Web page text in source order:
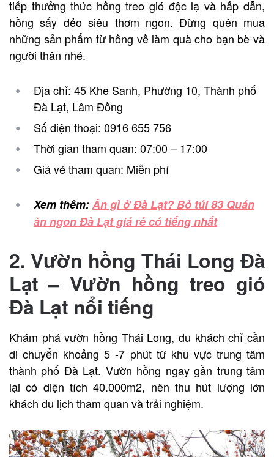
tiếp thưởng thức hồng treo gió độc lạ và hấp dẫn,
hồng sấy dẻo siêu thơm ngon. Đừng quên mua
những sản phẩm từ hồng về làm quà cho bạn bè và
người thân nhé.
Địa chỉ: 45 Khe Sanh, Phường 10, Thành phố
Đà Lạt, Lâm Đồng
Số điện thoại: 0916 655 756
Thời gian tham quan: 07:00 – 17:00
Giá vé tham quan: Miễn phí
Xem thêm:Ăn gì ở Đà Lạt? Bỏ túi 83 Quán
ăn ngon Đà Lạt giá rẻ có tiếng nhất
2. Vườn hồng Thái Long Đà
Lạt – Vườn hồng treo gió
Đà Lạt nổi tiếng
Khám phá vườn hồng Thái Long, du khách chỉ cần
di chuyển khoảng 5 -7 phút từ khu vực trung tâm
thành phố Đà Lạt. Vườn hồng ngay gần trung tâm
lại có diện tích 40.000m2, nên thu hút lượng lớn
khách du lịch tham quan và trải nghiệm.